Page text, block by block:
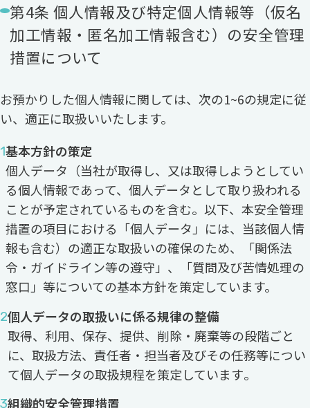
第4条 個人情報及び特定個人情報等（仮名
加工情報・匿名加工情報含む）の安全管理
措置について
お預かりした個人情報に関しては、次の1~6の規定に従
い、適正に取扱いいたします。
基本方針の策定
個人データ（当社が取得し、又は取得しようとしてい
る個人情報であって、個人データとして取り扱われる
ことが予定されているものを含む。以下、本安全管理
措置の項目における「個人データ」には、当該個人情
報も含む）の適正な取扱いの確保のため、「関係法
令・ガイドライン等の遵守」、「質問及び苦情処理の
窓口」等についての基本方針を策定しています。
個人データの取扱いに係る規律の整備
取得、利用、保存、提供、削除・廃棄等の段階ごと
に、取扱方法、責任者・担当者及びその任務等につい
て個人データの取扱規程を策定しています｡
組織的安全管理措置